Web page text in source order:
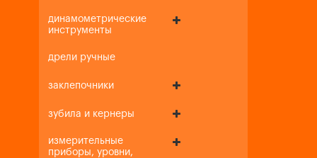
динамометрические
инструменты
дрели ручные
заклепочники
зубила и кернеры
измерительные
приборы, уровни,